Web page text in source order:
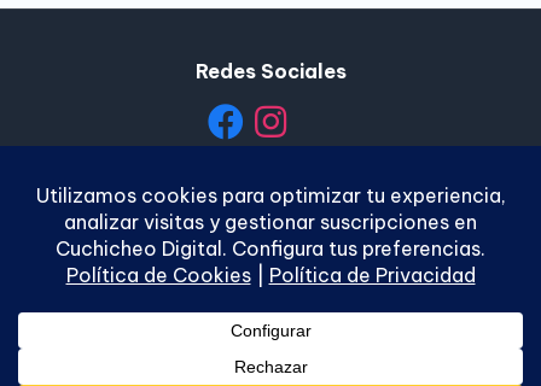
Redes Sociales
Política de Privacidad | Política de Cookies
Términos y
Condiciones | Contacto
Copyright 2026 —Cuchicheo Digital. Todos los